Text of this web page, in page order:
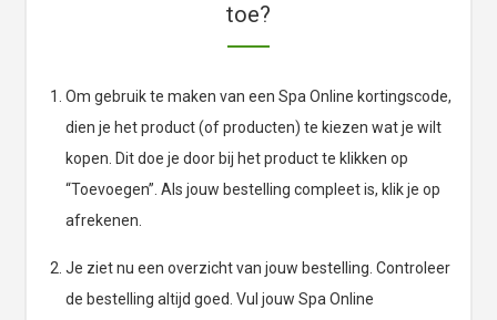
toe?
Om gebruik te maken van een Spa Online kortingscode,
dien je het product (of producten) te kiezen wat je wilt
kopen. Dit doe je door bij het product te klikken op
“Toevoegen”. Als jouw bestelling compleet is, klik je op
afrekenen.
Je ziet nu een overzicht van jouw bestelling. Controleer
de bestelling altijd goed. Vul jouw Spa Online